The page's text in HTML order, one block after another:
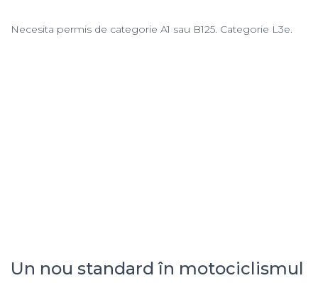
Necesita permis de categorie A1 sau B125. Categorie L3e.
Un nou standard în motociclismul